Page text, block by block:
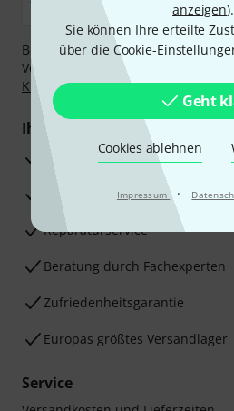
anzeigen).
Sie können Ihre erteilte
über die Cookie-
Geht
Cookies ablehnen
Impressum ·
Bezahlen Sie vertraulich und
Vorkasse, PayPal, Amazon Pay,
Klarna Ratenzahlungoder
Ihre Vorteile
3 Jahre Thomann Garantie
30 Tage Money-Back-Garantie
Reparaturservice
Beratung durch Fachexperten
Zufriedenheitsgarantie
Europas größtes Versandlager
Service